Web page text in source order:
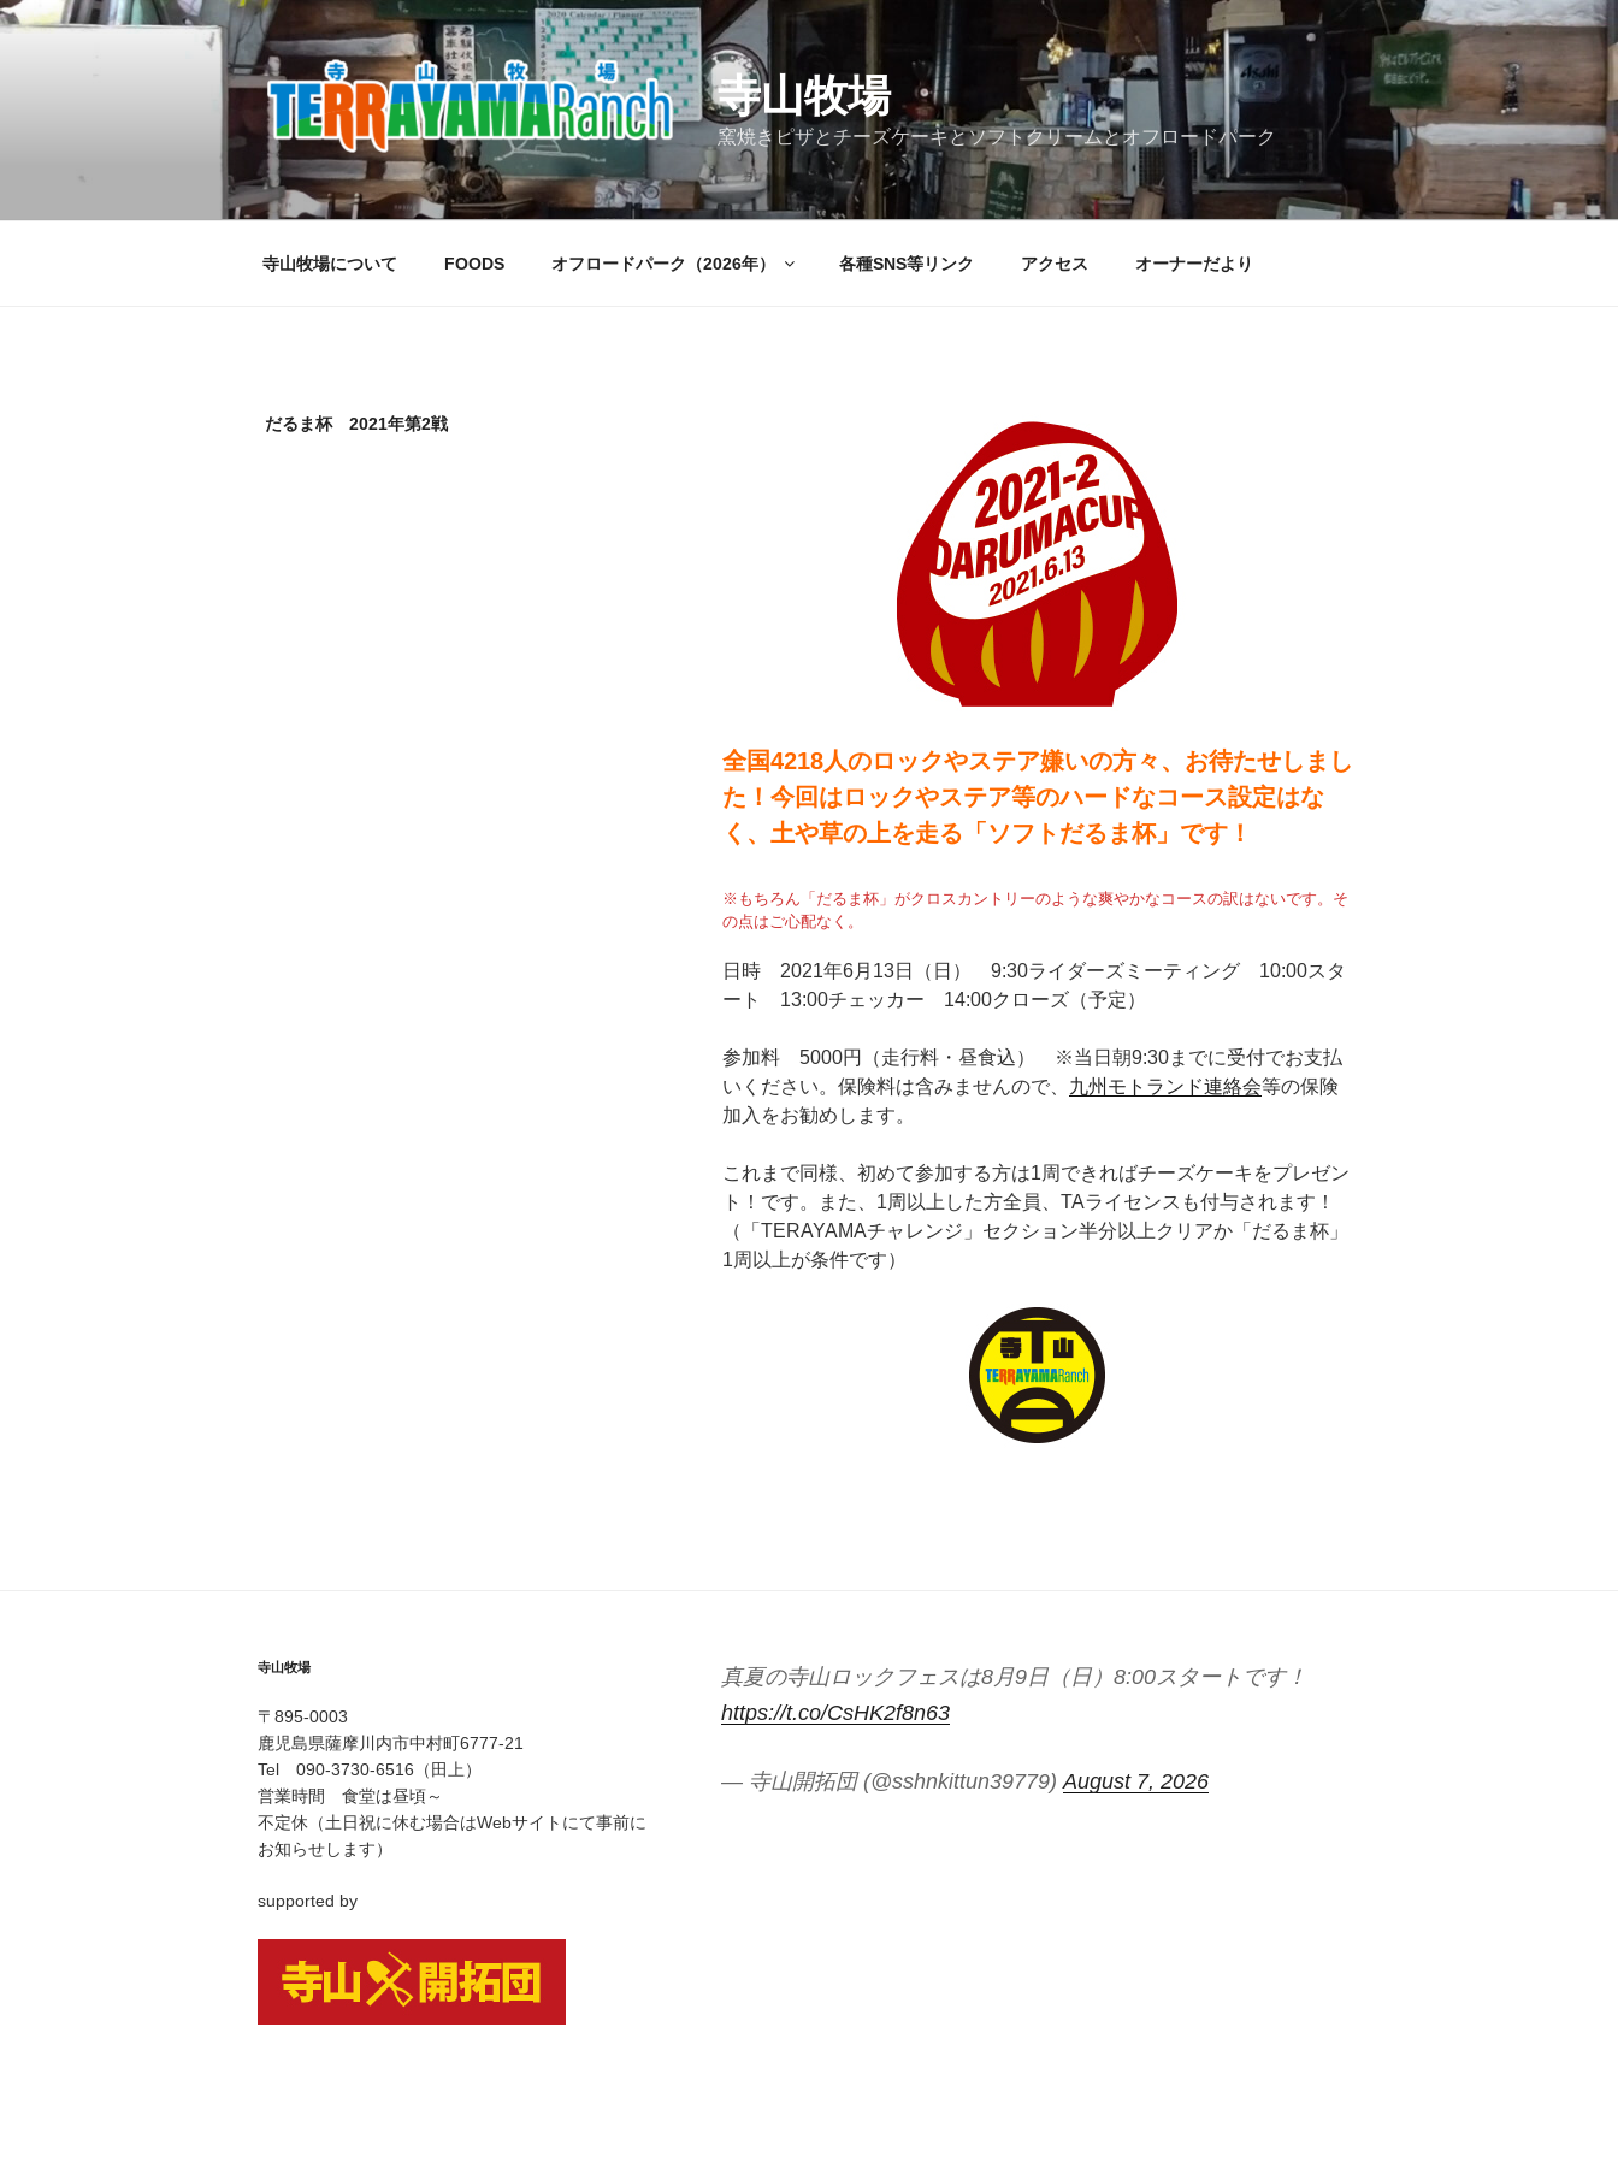
コ
寺山牧場
窯焼きピザとチーズケーキとソフトクリームとオフロードパーク
寺山牧場について FOODS オフロードパーク（2026年） 各種SNS等リンク アクセス オーナーだより
だるま杯 2021年第2戦
全国4218人のロックやステア嫌いの方々、お待たせしまし
た！今回はロックやステア等のハードなコース設定はな
く、土や草の上を走る「ソフトだるま杯」です！
※もちろん「だるま杯」がクロスカントリーのような爽やかなコースの訳はないです。そ
の点はご心配なく。
日時 2021年6月13日（日） 9:30ライダーズミーティング 10:00スタ
ート 13:00チェッカー 14:00クローズ（予定）
参加料 5000円（走行料・昼食込） ※当日朝9:30までに受付でお支払
いください。保険料は含みませんので、 九州モトランド連絡会等の保険
加入をお勧めします。
これまで同様、初めて参加する方は1周できればチーズケーキをプレゼン
ト！です。また、1周以上した方全員、TAライセンスも付与されます！
（「TERAYAMAチャレンジ」セクション半分以上クリアか「だるま杯」
1周以上が条件です）
寺山牧場
〒895-0003
鹿児島県薩摩川内市中村町6777-21
Tel 090-3730-6516（田上）
営業時間 食堂は昼頃～
不定休（土日祝に休む場合はWebサイトにて事前に
お知らせします）
supported by
真夏の寺山ロックフェスは8月9日（日）8:00スタートです！
https://t.co/CsHK2f8n63
— 寺山開拓団 (@sshnkittun39779) August 7, 2026